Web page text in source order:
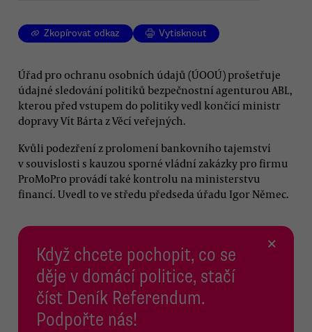
Zkopírovat odkaz Vytisknout
Úřad pro ochranu osobních údajů (ÚOOÚ) prošetřuje
údajné sledování politiků bezpečnostní agenturou ABL,
kterou před vstupem do politiky vedl končící ministr
dopravy Vít Bárta z Věcí veřejných.
Kvůli podezření z prolomení bankovního tajemství
v souvislosti s kauzou sporné vládní zakázky pro firmu
ProMoPro provádí také kontrolu na ministerstvu
financí. Uvedl to ve středu předseda úřadu Igor Němec.
Když chcete pochopit, co se
děje v domácí politice, stačí
číst Deník Referendum.
Podpořte nás!
×